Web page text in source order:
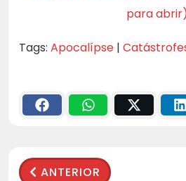
para
Tags: Apocalípse |
ANTERIOR